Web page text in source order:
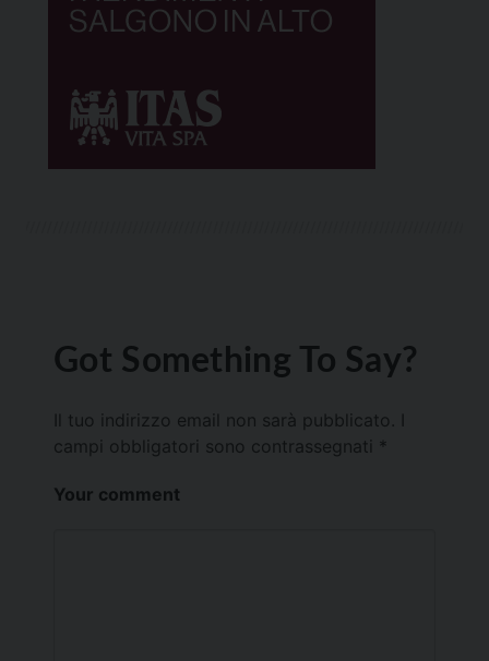
Got Something To Say?
Il tuo indirizzo email non sarà pubblicato.
campi obbligatori sono contrassegnati *
Your comment